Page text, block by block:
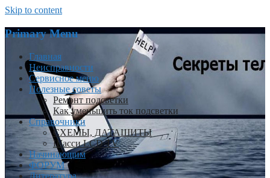
Skip to content
Primary Menu
Главная
Неисправности
Сервисное меню
Полезные советы
Ремонт подсветки
Как уменьшить ток подсветки
Справочники
СХЕМЫ, ДАТАШИТЫ
Шасси LCD TV
Начинающим
ФОРУМ